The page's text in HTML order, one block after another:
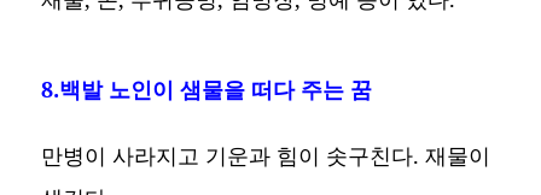
8.백발 노인이 샘물을 떠다 주는 꿈
만병이 사라지고 기운과 힘이 솟구친다. 재물이